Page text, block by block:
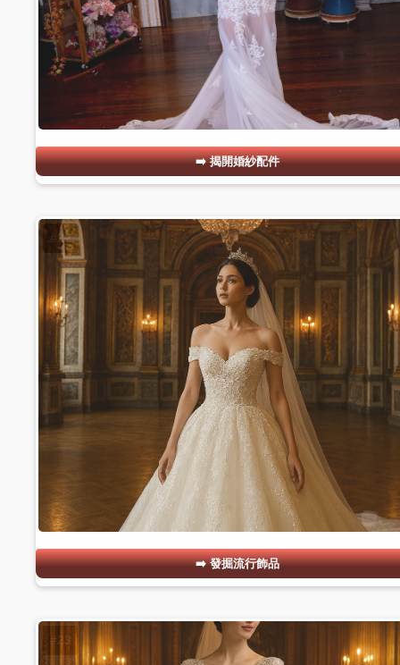
揭開婚紗配件
#22
發掘流行飾品
#23